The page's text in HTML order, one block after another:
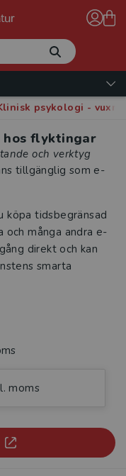
psykologi - vuxna
hos flyktingar
och verktyg
tillgänglig som e-
köpa tidsbegränsad
och många andra e-
direkt och kan
smarta
moms